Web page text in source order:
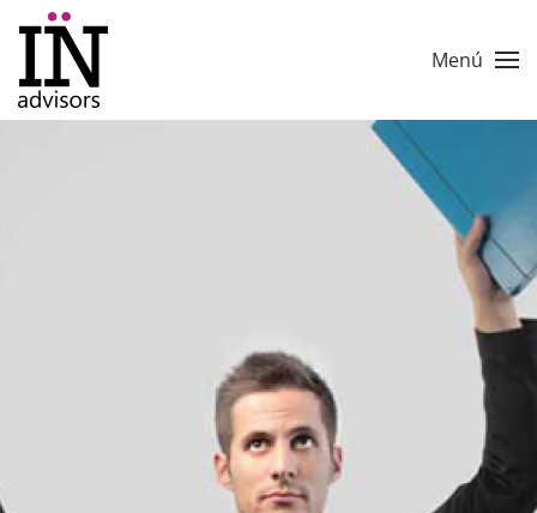
Skip to main content Menú